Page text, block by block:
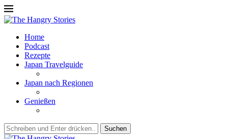
Home
Podcast
Rezepte
Japan Travelguide
Japan nach Regionen
Genießen
Suchen